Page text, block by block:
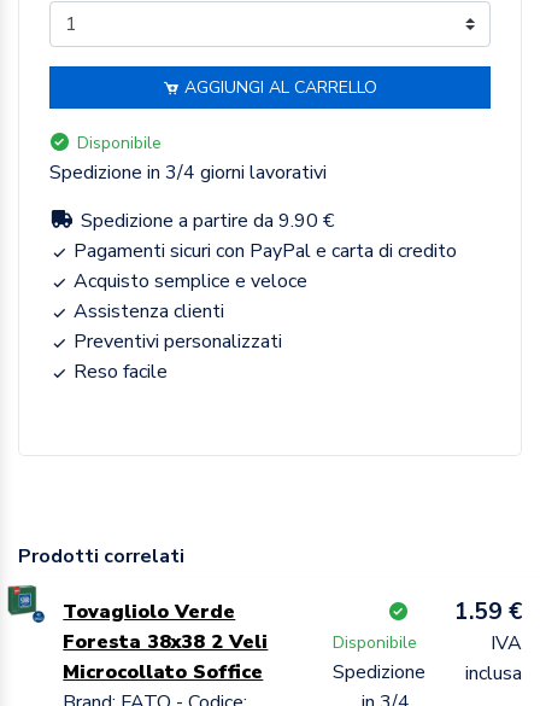
AGGIUNGI AL CARRELLO
Disponibile
Spedizione in 3/4 giorni lavorativi
Spedizione a partire da 9.90 €
Pagamenti sicuri con PayPal e carta di credito
Acquisto semplice e veloce
Assistenza clienti
Preventivi personalizzati
Reso facile
Prodotti correlati
Tovagliolo Verde
Foresta 38x38 2 Veli
Microcollato Soffice
Disponibile
Spedizione
1.59 €
IVA
inclusa